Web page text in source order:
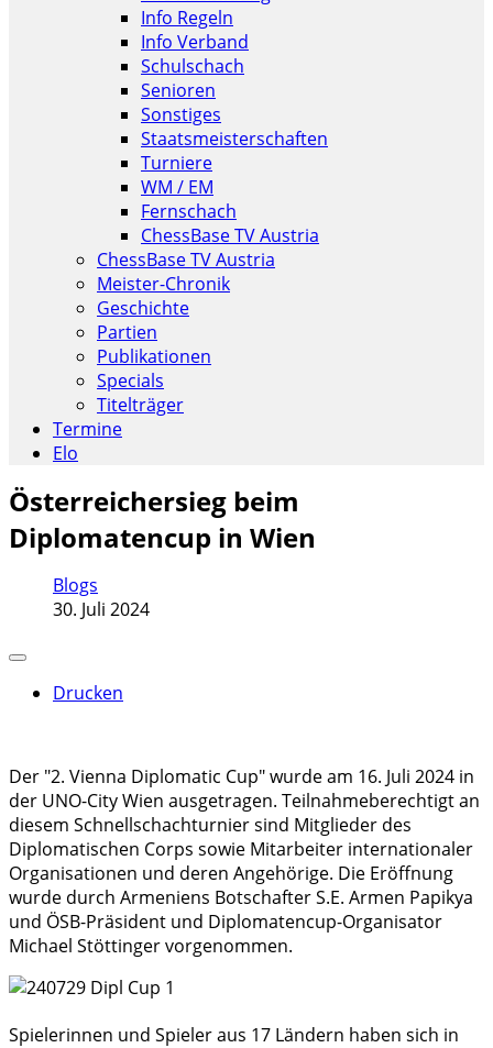
Info Regeln
Info Verband
Schulschach
Senioren
Sonstiges
Staatsmeisterschaften
Turniere
WM / EM
Fernschach
ChessBase TV Austria
ChessBase TV Austria
Meister-Chronik
Geschichte
Partien
Publikationen
Specials
Titelträger
Termine
Elo
Österreichersieg beim
Diplomatencup in Wien
Blogs
30. Juli 2024
Drucken
Der "2. Vienna Diplomatic Cup" wurde am 16. Juli 2024 in
der UNO-City Wien ausgetragen. Teilnahmeberechtigt an
diesem Schnellschachturnier sind Mitglieder des
Diplomatischen Corps sowie Mitarbeiter internationaler
Organisationen und deren Angehörige. Die Eröffnung
wurde durch Armeniens Botschafter S.E. Armen Papikya
und ÖSB-Präsident und Diplomatencup-Organisator
Michael Stöttinger vorgenommen.
Spielerinnen und Spieler aus 17 Ländern haben sich in